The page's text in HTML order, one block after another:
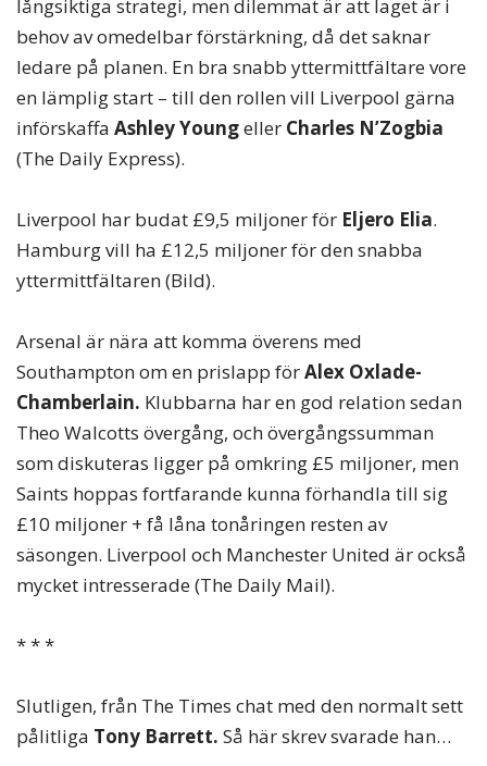
långsiktiga strategi, men dilemmat är att laget är i
behov av omedelbar förstärkning, då det saknar
ledare på planen. En bra snabb yttermittfältare vore
en lämplig start – till den rollen vill Liverpool gärna
införskaffa Ashley Youngeller Charles N’Zogbia
(The Daily Express).
Liverpool har budat £9,5 miljoner för Eljero Elia.
Hamburg vill ha £12,5 miljoner för den snabba
yttermittfältaren (Bild).
Arsenal är nära att komma överens med
Southampton om en prislapp förAlex Oxlade-
Chamberlain. Klubbarna har en god relation sedan
Theo Walcotts övergång, och övergångssumman
som diskuteras ligger på omkring £5 miljoner, men
Saints hoppas fortfarande kunna förhandla till sig
£10 miljoner + få låna tonåringen resten av
säsongen. Liverpool och Manchester United är också
mycket intresserade (The Daily Mail).
* * *
Slutligen, från The Times chat med den normalt sett
pålitliga Tony Barrett. Så här skrev svarade han…